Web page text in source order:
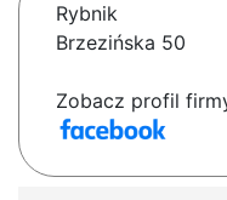
Rybnik
Brzezińska 50
Zobacz profil